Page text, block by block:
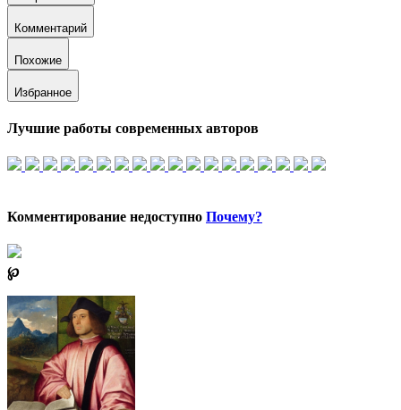
Комментарий
Похожие
Избранное
Лучшие работы современных авторов
Комментирование недоступно Почему?
℘